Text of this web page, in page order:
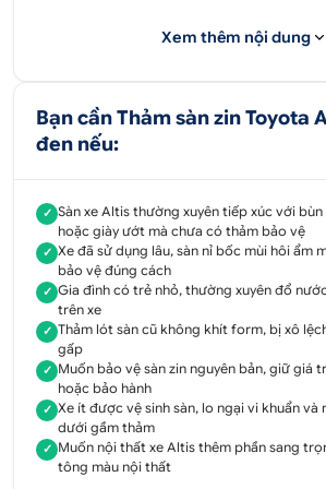
đảm bảo chắc chắn, không xê dịch
Thảm zin lót sàn Thái Lan
Chống bẩn, giữ vệ sinh và bảo vệ
Thảm zin Altis Thái Lan đen
su tự nhiên cao cấp có khả năng
chống nước hiệu quả giúp bảo vệ
bám bẩn, ám mùi, sinh sôi vi
sàn ô tô. Bên cạnh, thảm zin bằng
có khả năng chống nước tốt,
xuống sàn, dễ dàng vệ sinh giúp
sẽ, an toàn cho người sử dụng.
Xem thêm nội dung
Bạn cần Thảm sàn zin Toyota
đen nếu:
✓ Sàn xe Altis thường xuyên tiếp xúc với
hoặc giày ướt mà chưa có thảm bảo vệ
✓ Xe đã sử dụng lâu, sàn nỉ bốc mùi hôi ẩm
bảo vệ đúng cách
✓ Gia đình có trẻ nhỏ, thường xuyên đổ
trên xe
✓ Thảm lót sàn cũ không khít form, bị xô
gấp
✓ Muốn bảo vệ sàn zin nguyên bản, giữ giá
hoặc bảo hành
✓ Xe ít được vệ sinh sàn, lo ngại vi khuẩn
dưới gầm thảm
✓ Muốn nội thất xe Altis thêm phần sang
tông màu nội thất